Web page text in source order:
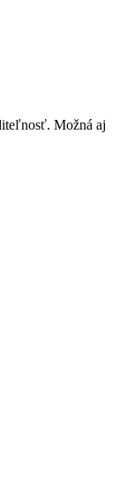
Možná aj